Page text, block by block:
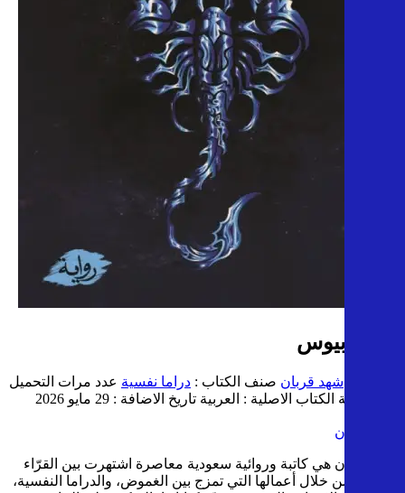
سكوربيوس
شهد قربان صنف الكتاب : دراما نفسية عدد مرات التحميل
لغة الكتاب الاصلية : العربية تاريخ الاضافة : 29 مايو 2026
شهد قربان
شهد قربان هي كاتبة وروائية سعودية معاصرة اشتهرت بين القرّاء
الشباب من خلال أعمالها التي تمزج بين الغموض، والدراما النفسية،